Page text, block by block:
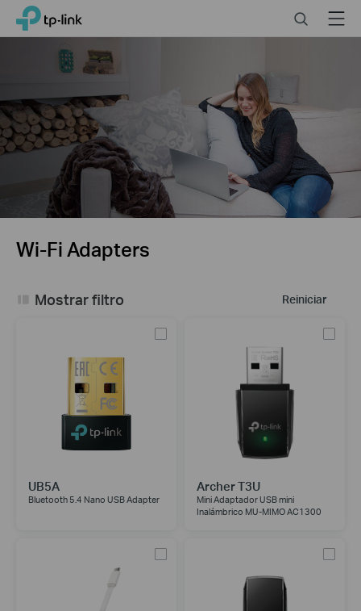
Click
bar
TP-Link, Reliably Smart SearchMenu
Wi-Fi Adapters
Reiniciar
Mostrar filtro
UB5A
Bluetooth 5.4 Nano USB Adapter
Archer T3U
Mini Adaptador USB mini
Inalámbrico MU-MIMO AC1300